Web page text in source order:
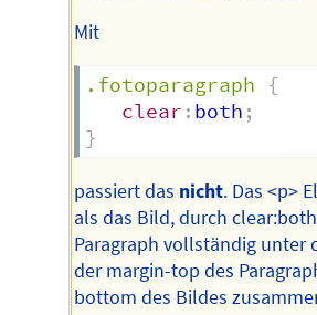
Mit
.fotoparagraph
{
clear : both ;
}
passiert das nicht. Das <p>
als das Bild, durch
Paragraph vollständig unter
der margin-top des
bottom des Bildes